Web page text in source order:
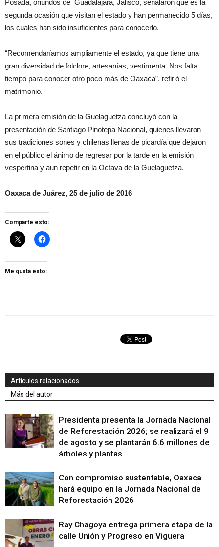
Posada, oriundos de Guadalajara, Jalisco, señalaron que es la
segunda ocasión que visitan el estado y han permanecido 5 días,
los cuales han sido insuficientes para conocerlo.
“Recomendaríamos ampliamente el estado, ya que tiene una
gran diversidad de folclore, artesanías, vestimenta. Nos falta
tiempo para conocer otro poco más de Oaxaca”, refirió el
matrimonio.
La primera emisión de la Guelaguetza concluyó con la
presentación de Santiago Pinotepa Nacional, quienes llevaron
sus tradiciones sones y chilenas llenas de picardía que dejaron
en el público el ánimo de regresar por la tarde en la emisión
vespertina y aun repetir en la Octava de la Guelaguetza.
Oaxaca de Juárez, 25 de julio de 2016
Comparte esto:
Me gusta esto:
Artículos relacionados
Más del autor
Presidenta presenta la Jornada Nacional
de Reforestación 2026; se realizará el 9
de agosto y se plantarán 6.6 millones de
árboles y plantas
Con compromiso sustentable, Oaxaca
hará equipo en la Jornada Nacional de
Reforestación 2026
Ray Chagoya entrega primera etapa de la
calle Unión y Progreso en Viguera